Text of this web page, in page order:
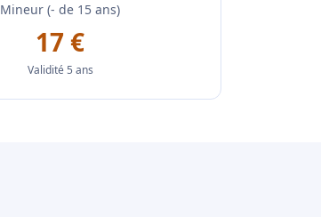
Mineur (- de 15 ans)
17 €
Validité 5 ans